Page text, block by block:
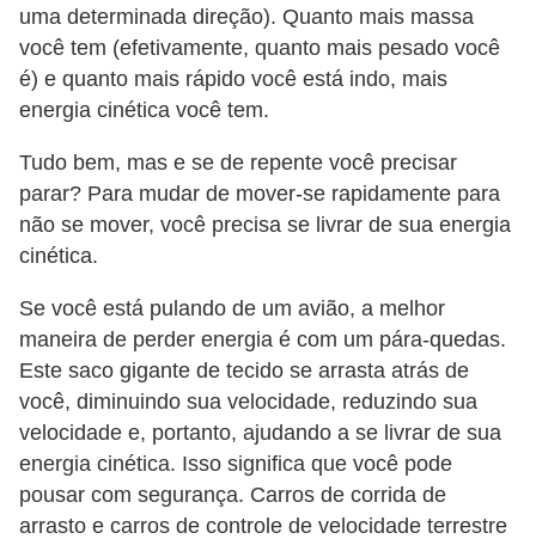
uma determinada direção). Quanto mais massa
você tem (efetivamente, quanto mais pesado você
é) e quanto mais rápido você está indo, mais
energia cinética você tem.
Tudo bem, mas e se de repente você precisar
parar? Para mudar de mover-se rapidamente para
não se mover, você precisa se livrar de sua energia
cinética.
Se você está pulando de um avião, a melhor
maneira de perder energia é com um pára-quedas.
Este saco gigante de tecido se arrasta atrás de
você, diminuindo sua velocidade, reduzindo sua
velocidade e, portanto, ajudando a se livrar de sua
energia cinética. Isso significa que você pode
pousar com segurança. Carros de corrida de
arrasto e carros de controle de velocidade terrestre
v
e
n
d
a
d
e
v
e
í
c
u
l
o
s